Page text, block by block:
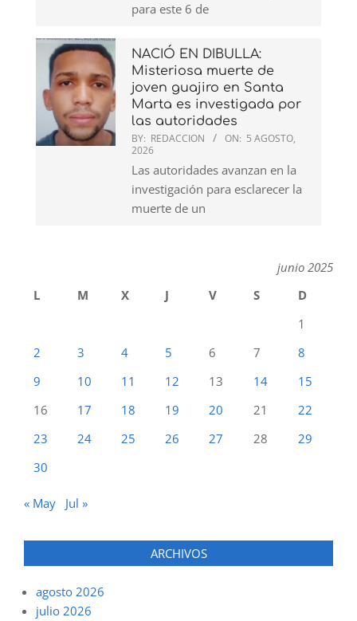
para este 6 de
NACIÓ EN DIBULLA:
Misteriosa muerte de
joven guajiro en Santa
Marta es investigada por
las autoridades
BY: REDACCION ON: 5 AGOSTO,
2026
Las autoridades avanzan en la
investigación para esclarecer la
muerte de un
junio 2025
L
M X J V S
D
1
2
3 4 5 6 7
8
9
10 11 12 13 14
15
16
17 18 19 20 21
22
23
24 25 26 27 28
29
30
« May Jul »
ARCHIVOS
agosto 2026
julio 2026